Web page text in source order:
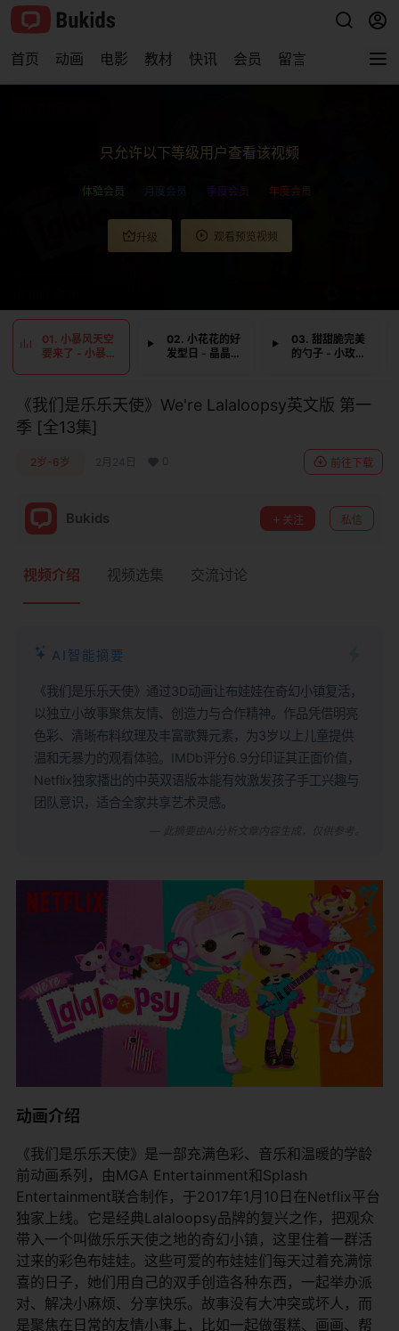
首页 动画 电影 教材 快讯 会员 留言
只允许以下等级用户查看该视频
体验会员 月度会员 季度会员 年度会员
升级 观看预览视频
01. 小暴风天空
要来了 - 小暴风
02. 小花花的好
发型日 - 晶晶宝
03. 甜甜脆完美
的勺子 - 小玫瑰
《我们是乐乐天使》We're Lalaloopsy英文版 第一
季 [全13集]
2岁-6岁 2月24日 前往下载
Bukids 关注 私信
视频介绍 视频选集 交流讨论
AI智能摘要
《我们是乐乐天使》通过3D动画让布娃娃在奇幻小镇复活，
以独立小故事聚焦友情、创造力与合作精神。作品凭借明亮
色彩、清晰布料纹理及丰富歌舞元素，为3岁以上儿童提供
温和无暴力的观看体验。IMDb评分6.9分印证其正面价值，
Netflix独家播出的中英双语版本能有效激发孩子手工兴趣与
团队意识，适合全家共享艺术灵感。
动画介绍
《我们是乐乐天使》是一部充满色彩、音乐和温暖的学龄
前动画系列，由MGA Entertainment和Splash
Entertainment联合制作，于2017年1月10日在Netflix平台
独家上线。它是经典Lalaloopsy品牌的复兴之作，把观众
带入一个叫做乐乐天使之地的奇幻小镇，这里住着一群活
过来的彩色布娃娃。这些可爱的布娃娃们每天过着充满惊
喜的日子，她们用自己的双手创造各种东西，一起举办派
对、解决小麻烦、分享快乐。故事没有大冲突或坏人，而
是聚焦在日常的友情小事上，比如一起做蛋糕、画画、帮